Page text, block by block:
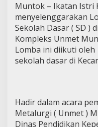
Muntok – Ikatan Istri
menyelenggarakan
Sekolah Dasar ( SD )
Kompleks Unmet
Lomba ini diikuti oleh
sekolah dasar di
Hadir dalam acara
Metalurgi ( Unmet )
Dinas Pendidikan